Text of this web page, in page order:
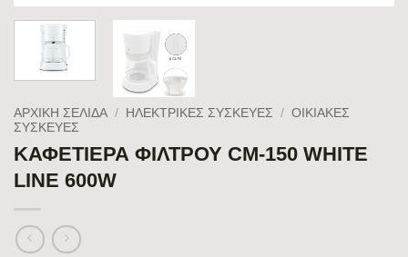
ΑΡΧΙΚΉ ΣΕΛΊΔΑ / ΗΛΕΚΤΡΙΚΕΣ ΣΥΣΚΕΥΕΣ / ΟΙΚΙΑΚΕΣ
ΣΥΣΚΕΥΕΣ
ΚΑΦΕΤΙΕΡΑ ΦΙΛΤΡΟΥ CM-150 WHITE
LINE 600W